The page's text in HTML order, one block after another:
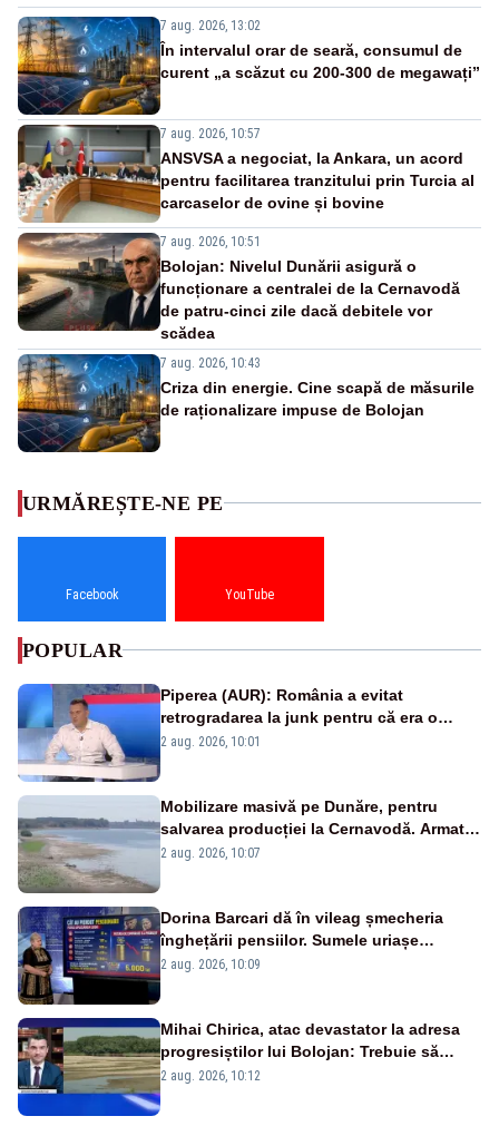
7 aug. 2026, 13:02
În intervalul orar de seară, consumul de
curent „a scăzut cu 200-300 de megawați”
7 aug. 2026, 10:57
ANSVSA a negociat, la Ankara, un acord
pentru facilitarea tranzitului prin Turcia al
carcaselor de ovine și bovine
7 aug. 2026, 10:51
Bolojan: Nivelul Dunării asigură o
funcționare a centralei de la Cernavodă
de patru-cinci zile dacă debitele vor
scădea
7 aug. 2026, 10:43
Criza din energie. Cine scapă de măsurile
de raționalizare impuse de Bolojan
URMĂREȘTE-NE PE
Facebook YouTube
POPULAR
Piperea (AUR): România a evitat
retrogradarea la junk pentru că era o
catastrofă pentru bănci și fondurile de
2 aug. 2026, 10:01
Mobilizare masivă pe Dunăre, pentru
salvarea producției la Cernavodă. Armata
va detona o stâncă și va devia apa
2 aug. 2026, 10:07
Dorina Barcari dă în vileag șmecheria
înghețării pensiilor. Sumele uriașe
pierdute de fiecare român
2 aug. 2026, 10:09
Mihai Chirica, atac devastator la adresa
progresiștilor lui Bolojan: Trebuie să
protejăm și natura, dar nu șținem omaneii
2 aug. 2026, 10:12